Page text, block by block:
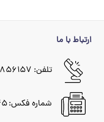
ارتباط با ما
تلفن: ۰۲۱۸۸۸۵۶۱۵۷
شماره فکس: ۰۲۱۸۸۸۵۶۱۴۵